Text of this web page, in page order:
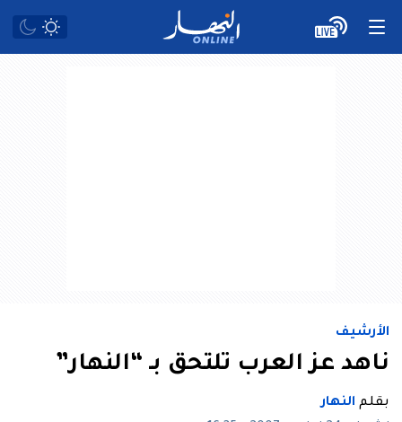
الأرشيف
ناهد عز العرب تلتحق بـ “النهار”
بقلم النهار